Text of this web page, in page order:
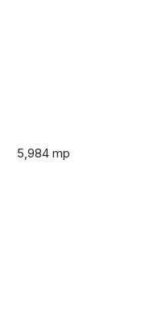
5,984 mp